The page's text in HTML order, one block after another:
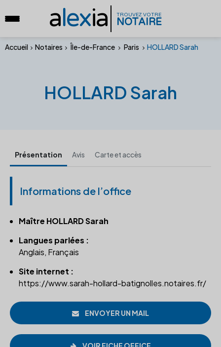
alexia TROUVEZ VOTRE
NOTAIRE
Accueil Notaires Île-de-France Paris HOLLARD Sarah
HOLLARD Sarah
Présentation Avis Carte et accès
Informations de l’office
Maître HOLLARD Sarah
Langues parlées :
Anglais, Français
Site internet :
https://www.sarah-hollard-batignolles.notaires.fr/
ENVOYER UN MAIL